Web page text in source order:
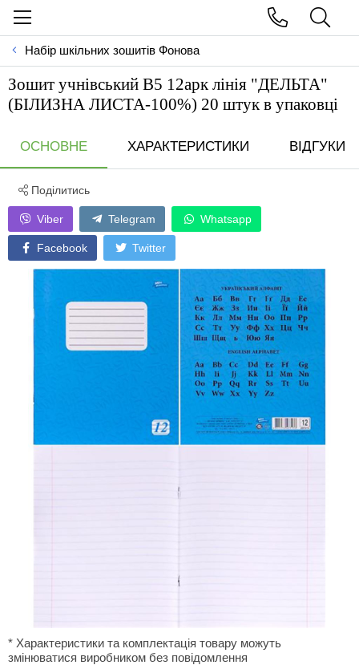
Набір шкільних зошитів Фонова
Зошит учнівський В5 12арк лiнiя "ДЕЛЬТА"
(БIЛИЗНА ЛИСТА-100%) 20 штук в упаковці
ОСНОВНЕ ХАРАКТЕРИСТИКИ ВІДГУКИ
Поділитись
Viber Telegram Whatsapp
Facebook Twitter
* Характеристики та комплектація товару можуть
змінюватися виробником без повідомлення